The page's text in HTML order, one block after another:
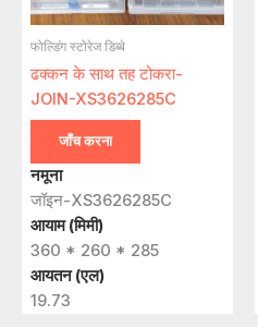
फोल्डिंग स्टोरेज डिब्बे
ढक्कन के साथ तह टोकरा-
JOIN-XS3626285C
जाँच करना
नमूना
जॉइन-XS3626285C
आयाम (मिमी)
360 * 260 * 285
आयतन (एल)
19.73